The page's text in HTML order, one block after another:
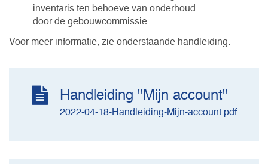
inventaris ten behoeve van onderhoud
door de gebouwcommissie.
Voor meer informatie, zie onderstaande handleiding.
Handleiding "Mijn account"
2022-04-18-Handleiding-Mijn-account.pdf